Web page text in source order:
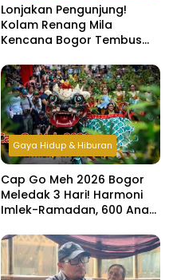
Lonjakan Pengunjung!
Kolam Renang Mila
Kencana Bogor Tembus
Lebaran
Gaya Hidup & Hiburan
Cap Go Meh 2026 Bogor
Meledak 3 Hari! Harmoni
Imlek-Ramadan, 600 Anak